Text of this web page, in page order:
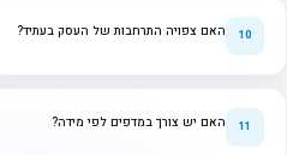
האם צפויה התרחבות של העסק בעתיד?
האם יש צורך במדפים לפי מידה?